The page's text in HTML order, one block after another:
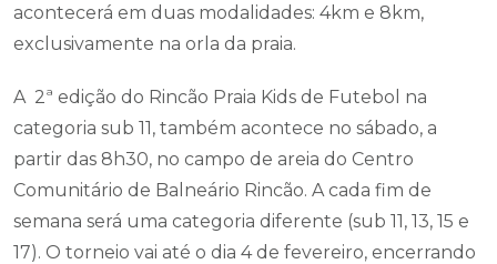
acontecerá em duas modalidades: 4km e 8km,
exclusivamente na orla da praia.
A 2ª edição do Rincão Praia Kids de Futebol na
categoria sub 11, também acontece no sábado, a
partir das 8h30, no campo de areia do Centro
Comunitário de Balneário Rincão. A cada fim de
semana será uma categoria diferente (sub 11, 13, 15 e
17). O torneio vai até o dia 4 de fevereiro, encerrando